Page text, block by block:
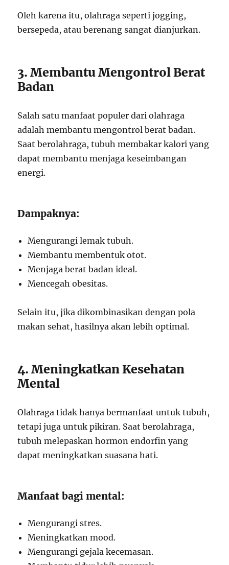
Oleh karena itu, olahraga seperti jogging,
bersepeda, atau berenang sangat dianjurkan.
3. Membantu Mengontrol Berat
Badan
Salah satu manfaat populer dari olahraga
adalah membantu mengontrol berat badan.
Saat berolahraga, tubuh membakar kalori yang
dapat membantu menjaga keseimbangan
energi.
Dampaknya:
Mengurangi lemak tubuh.
Membantu membentuk otot.
Menjaga berat badan ideal.
Mencegah obesitas.
Selain itu, jika dikombinasikan dengan pola
makan sehat, hasilnya akan lebih optimal.
4. Meningkatkan Kesehatan
Mental
Olahraga tidak hanya bermanfaat untuk tubuh,
tetapi juga untuk pikiran. Saat berolahraga,
tubuh melepaskan hormon endorfin yang
dapat meningkatkan suasana hati.
Manfaat bagi mental:
Mengurangi stres.
Meningkatkan mood.
Mengurangi gejala kecemasan.